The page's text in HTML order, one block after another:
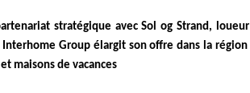
stratégique avec Sol og Strand,
Interhome Group élargit son offre dans la
maisons de vacances